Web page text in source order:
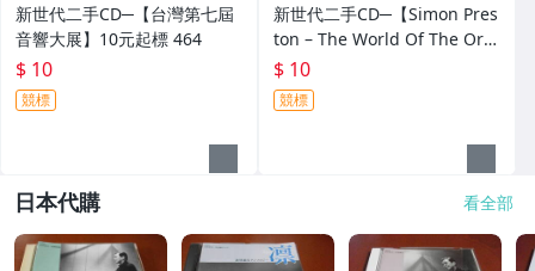
新世代二手CD─【台灣第七屆
音響大展】10元起標 464
$ 10
競標
新世代二手CD─【Simon Pres
ton – The World Of The Org
an】10元起標 463
$ 10
競標
日本代購 看全部